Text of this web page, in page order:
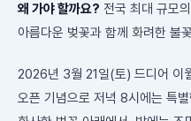
왜 가야 할까요? 전국 최대 규모
아름다운 벚꽃과 함께 화려한 불
2026년 3월 21일(토) 드디어 이
오픈 기념으로 저녁 8시에는 특